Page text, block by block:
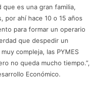
que es una gran familia,
por ahí hace 10 o 15 años
para formar un operario
que despedir un
compleja, las PYMES
no queda mucho tiempo.”,
Económico.